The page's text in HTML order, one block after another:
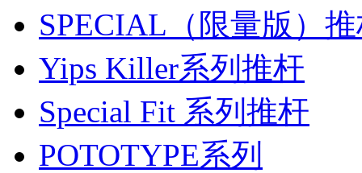
SPECIAL（限量版）
Yips Killer系列推杆
Special Fit 系列推杆
POTOTYPE系列